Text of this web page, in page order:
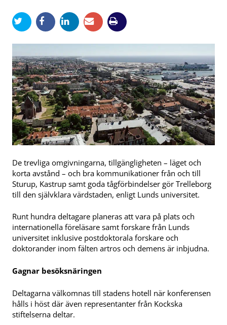
De trevliga omgivningarna, tillgängligheten – läget och
korta avstånd – och bra kommunikationer från och till
Sturup, Kastrup samt goda tågförbindelser gör Trelleborg
till den självklara värdstaden, enligt Lunds universitet.
Runt hundra deltagare planeras att vara på plats och
internationella föreläsare samt forskare från Lunds
universitet inklusive postdoktorala forskare och
doktorander inom fälten artros och demens är inbjudna.
Gagnar besöksnäringen
Deltagarna välkomnas till stadens hotell när konferensen
hålls i höst där även representanter från Kockska
stiftelserna deltar.